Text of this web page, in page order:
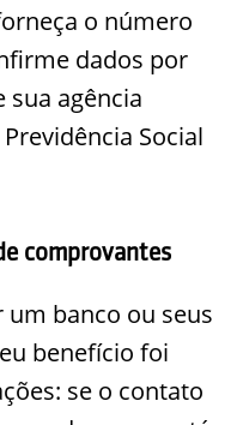
o número
dados por
agência
Social
comprovantes
banco ou seus
benefício foi
se o contato